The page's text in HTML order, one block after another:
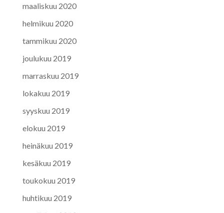
maaliskuu 2020
helmikuu 2020
tammikuu 2020
joulukuu 2019
marraskuu 2019
lokakuu 2019
syyskuu 2019
elokuu 2019
heinäkuu 2019
kesäkuu 2019
toukokuu 2019
huhtikuu 2019